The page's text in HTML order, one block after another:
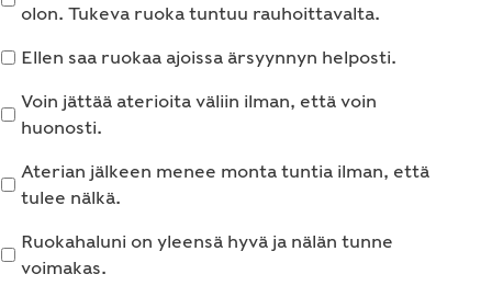
olon. Tukeva ruoka tuntuu rauhoittavalta.
Ellen saa ruokaa ajoissa ärsyynnyn helposti.
Voin jättää aterioita väliin ilman, että voin
huonosti.
Aterian jälkeen menee monta tuntia ilman, että
tulee nälkä.
Ruokahaluni on yleensä hyvä ja nälän tunne
voimakas.